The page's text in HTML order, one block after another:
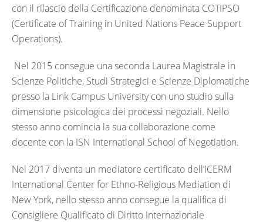
con il rilascio della Certificazione denominata COTIPSO
(Certificate of Training in United Nations Peace Support
Operations).
Nel 2015 consegue una seconda Laurea Magistrale in
Scienze Politiche, Studi Strategici e Scienze Diplomatiche
presso la Link Campus University con uno studio sulla
dimensione psicologica dei processi negoziali. Nello
stesso anno comincia la sua collaborazione come
docente con la ISN International School of Negotiation.
Nel 2017 diventa un mediatore certificato dell’ICERM
International Center for Ethno-Religious Mediation di
New York, nello stesso anno consegue la qualifica di
Consigliere Qualificato di Diritto Internazionale